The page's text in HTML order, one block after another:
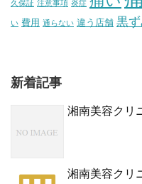
久保証 注意事項 炎症
い 費用 通らない 違う店舗 黒
新着記事
湘南美容クリ
湘南美容クリ